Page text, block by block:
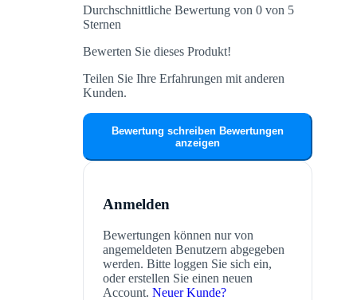
Durchschnittliche Bewertung von 0 von 5
Sternen
Bewerten Sie dieses Produkt!
Teilen Sie Ihre Erfahrungen mit anderen
Kunden.
Bewertung schreiben Bewertungen
anzeigen
Anmelden
Bewertungen können nur von
angemeldeten Benutzern abgegeben
werden. Bitte loggen Sie sich ein,
oder erstellen Sie einen neuen
Account. Neuer Kunde?